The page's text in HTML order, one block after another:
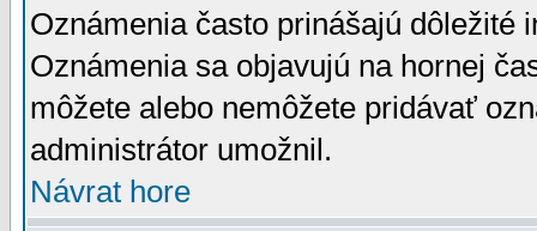
Oznámenia často prinášajú dôležité
Oznámenia sa objavujú na hornej
môžete alebo nemôžete pridávať
administrátor umožnil.
Návrat hore